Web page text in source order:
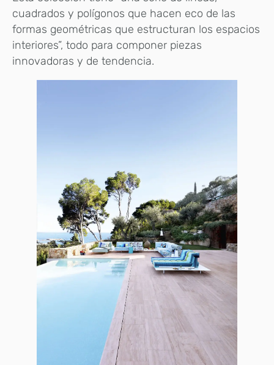
cuadrados y polígonos que hacen eco de las
formas geométricas que estructuran los espacios
interiores”, todo para componer piezas
innovadoras y de tendencia.